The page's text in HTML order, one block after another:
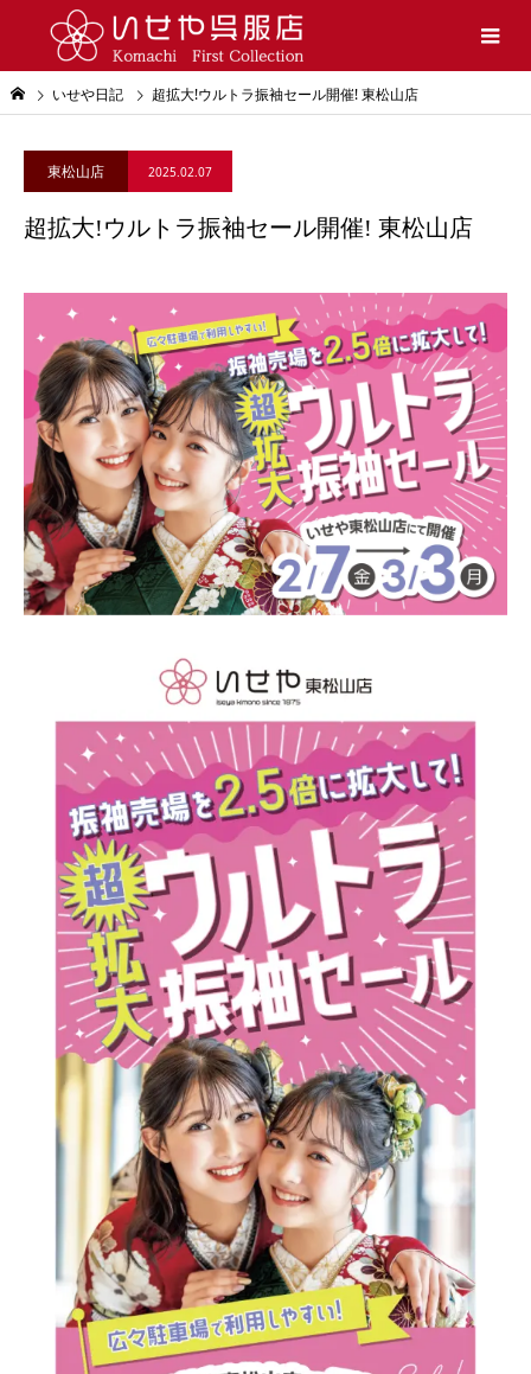
いせや日記 超拡大!ウルトラ振袖セール開催! 東松山店
東松山店 2025.02.07
超拡大!ウルトラ振袖セール開催! 東松山店